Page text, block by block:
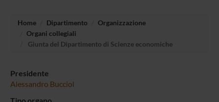
Home Dipartimento
Organizzazione
Organi collegiali
Giunta del Dipartimento di Scienze economiche
Presidente
Alessandro Bucciol